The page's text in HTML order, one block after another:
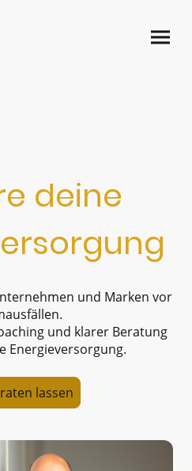
deine
und Marken vor
und klarer Beratung
Energieversorgung.
lassen